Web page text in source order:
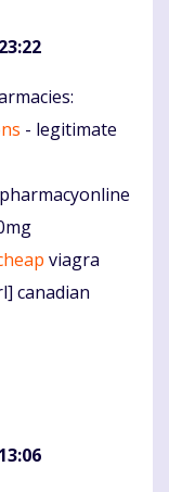
- legitimate
viagra
canadian